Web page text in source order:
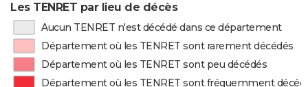
Les TENRET par lieu de décès
Aucun TENRET n'est décédé dans ce département
Département où les TENRET sont rarement décédés
Département où les TENRET sont peu décédés
Département où les TENRET sont fréquemment